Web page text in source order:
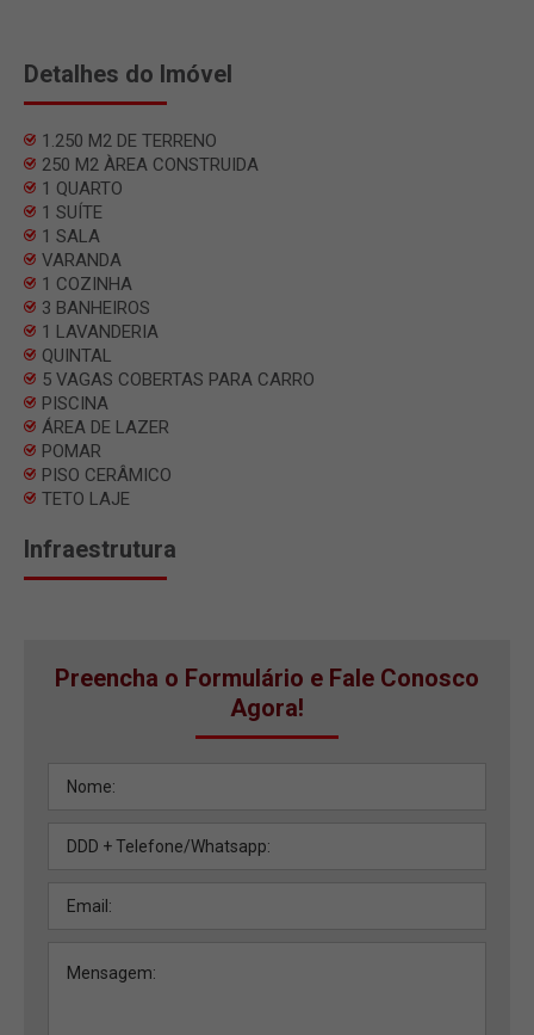
Detalhes do Imóvel
1.250 M2 DE TERRENO
250 M2 ÀREA CONSTRUIDA
1 QUARTO
1 SUÍTE
1 SALA
VARANDA
1 COZINHA
3 BANHEIROS
1 LAVANDERIA
QUINTAL
5 VAGAS COBERTAS PARA CARRO
PISCINA
ÁREA DE LAZER
POMAR
PISO CERÂMICO
TETO LAJE
Infraestrutura
Preencha o Formulário e Fale Conosco
Agora!